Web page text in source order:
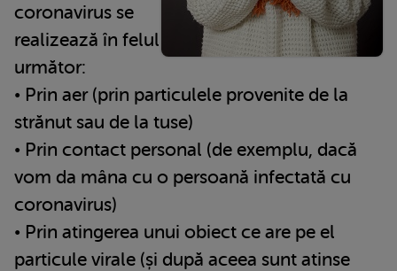
coronavirus se
realizează în felul
următor:
• Prin aer (prin particulele provenite de la
strănut sau de la tuse)
• Prin contact personal (de exemplu, dacă
vom da mâna cu o persoană infectată cu
coronavirus)
• Prin atingerea unui obiect ce are pe el
particule virale (și după aceea sunt atinse